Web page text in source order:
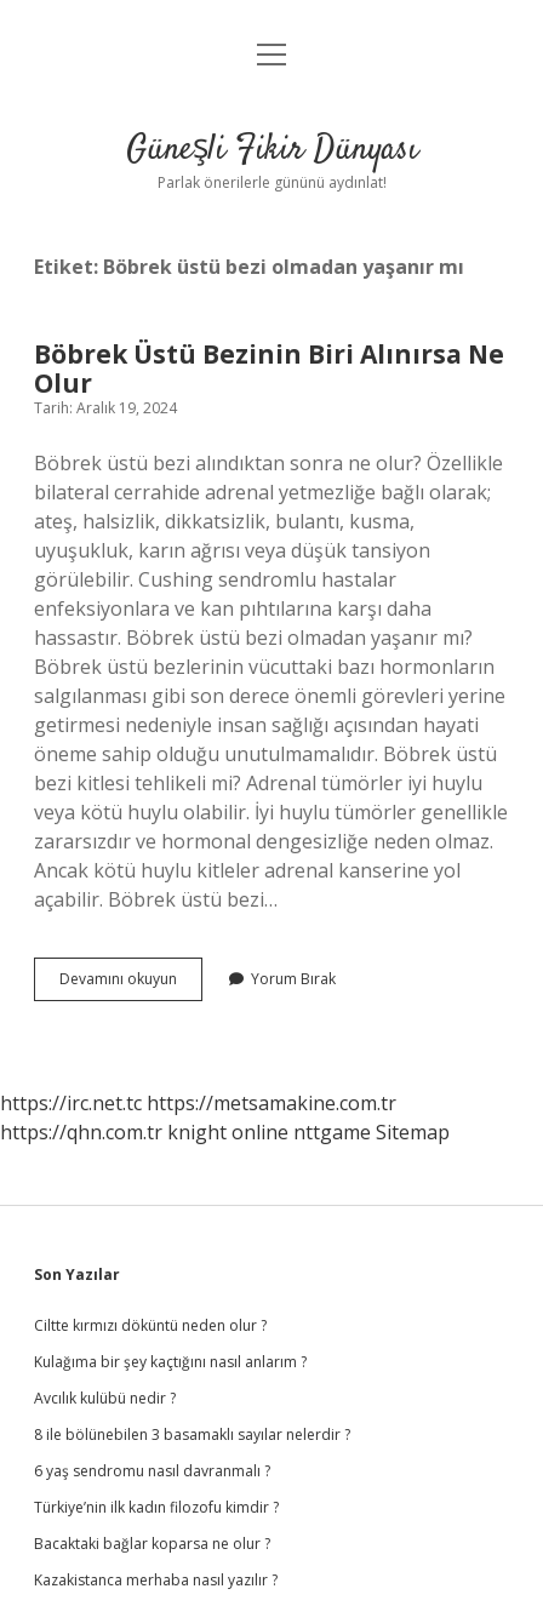
Anasayfa
Yasal Uyarı
menüyü
Güneşli Fikir Dünyası
Parlak önerilerle gününü aydınlat!
Etiket: Böbrek üstü bezi olmadan yaşanır mı
Böbrek Üstü Bezinin Biri Alınırsa Ne
Olur
Tarih: Aralık 19, 2024
Böbrek üstü bezi alındıktan sonra ne olur? Özellikle
bilateral cerrahide adrenal yetmezliğe bağlı olarak;
ateş, halsizlik, dikkatsizlik, bulantı, kusma,
uyuşukluk, karın ağrısı veya düşük tansiyon
görülebilir. Cushing sendromlu hastalar
enfeksiyonlara ve kan pıhtılarına karşı daha
hassastır. Böbrek üstü bezi olmadan yaşanır mı?
Böbrek üstü bezlerinin vücuttaki bazı hormonların
salgılanması gibi son derece önemli görevleri yerine
getirmesi nedeniyle insan sağlığı açısından hayati
öneme sahip olduğu unutulmamalıdır. Böbrek üstü
bezi kitlesi tehlikeli mi? Adrenal tümörler iyi huylu
veya kötü huylu olabilir. İyi huylu tümörler genellikle
zararsızdır ve hormonal dengesizliğe neden olmaz.
Ancak kötü huylu kitleler adrenal kanserine yol
açabilir. Böbrek üstü bezi…
Devamını okuyun
Üstü
Olur
Yorum Bırak
https://irc.net.tc https://metsamakine.com.tr
https://qhn.com.tr knight online nttgame Sitemap
Sidebar
Son Yazılar
Ciltte kırmızı döküntü neden olur ?
Kulağıma bir şey kaçtığını nasıl anlarım ?
Avcılık kulübü nedir ?
8 ile bölünebilen 3 basamaklı sayılar nelerdir ?
6 yaş sendromu nasıl davranmalı ?
Türkiye’nin ilk kadın filozofu kimdir ?
Bacaktaki bağlar koparsa ne olur ?
Kazakistanca merhaba nasıl yazılır ?